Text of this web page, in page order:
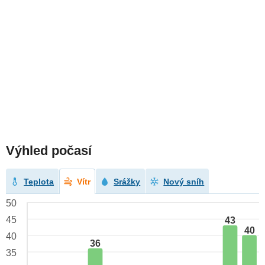
Výhled počasí
Teplota Vítr Srážky Nový sníh
36
43
40
50
45
40
35